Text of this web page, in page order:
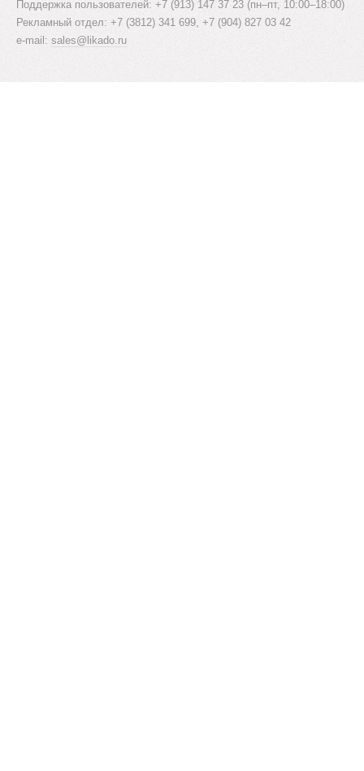
Поддержка пользователей: +7 (913) 147 37 23 (пн–пт, 10:00–18:00)
Рекламный отдел: +7 (3812) 341 699, +7 (904) 827 03 42
e-mail: sales@likado.ru